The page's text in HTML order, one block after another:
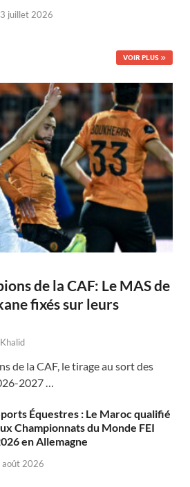
juillet 2026
VOIR PLUS
de la CAF: Le MAS de
fixés sur leurs
de la CAF, le tirage au sort des
2027 …
Équestres : Le Maroc qualifié
Championnats du Monde FEI
en Allemagne
août 2026